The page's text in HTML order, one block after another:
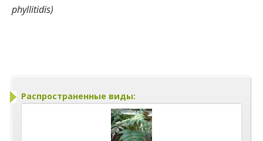
phyllitidis)
Распространенные виды: